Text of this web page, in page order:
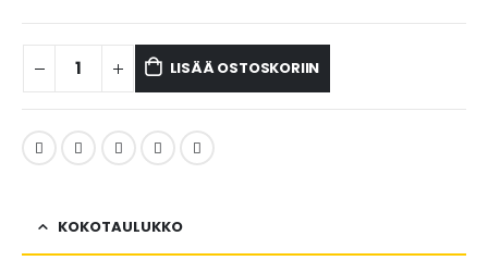
LISÄÄ OSTOSKORIIN
KOKOTAULUKKO